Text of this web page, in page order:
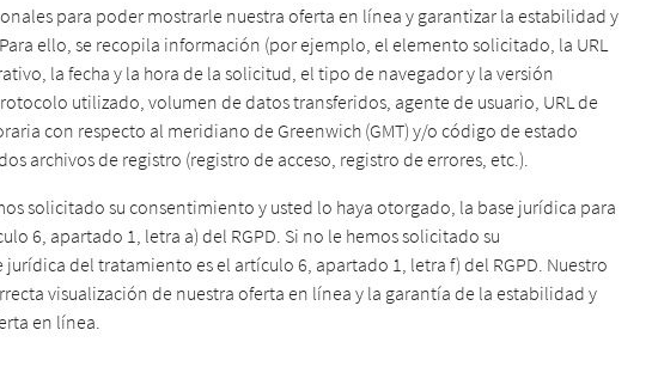
para poder mostrarle nuestra oferta en línea y garantizar la estabilidad y
ello, se recopila información (por ejemplo, el elemento solicitado, la URL
la fecha y la hora de la solicitud, el tipo de navegador y la versión
utilizado, volumen de datos transferidos, agente de usuario, URL de
con respecto al meridiano de Greenwich (GMT) y/o código de estado
archivos de registro (registro de acceso, registro de errores, etc.).
solicitado su consentimiento y usted lo haya otorgado, la base jurídica para
6, apartado 1, letra a) del RGPD. Si no le hemos solicitado su
del tratamiento es el artículo 6, apartado 1, letra f) del RGPD. Nuestro
visualización de nuestra oferta en línea y la garantía de la estabilidad y
en línea.